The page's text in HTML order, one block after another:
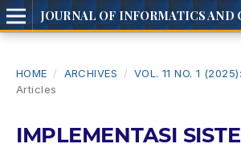
HOME / ARCHIVES / VOL. 11 NO. 1
Articles
IMPLEMENTASI